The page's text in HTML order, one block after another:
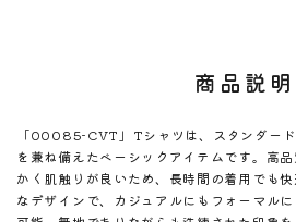
商品説明
「00085-CVT」Tシャツは、スタンダー
を兼ね備えたベーシックアイテムです。高
かく肌触りが良いため、長時間の着用でも
なデザインで、カジュアルにもフォーマル